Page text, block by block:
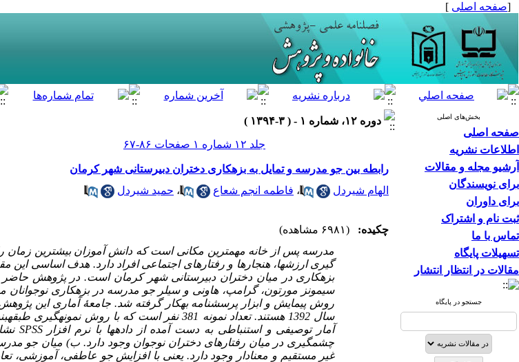
[صفحه اصلی ]
بخش‌های اصلی
صفحه اصلی
اطلاعات نشریه
آرشیو مجله و مقالات
برای نویسندگان
برای داوران
ثبت نام و اشتراک
تماس با ما
تسهیلات پایگاه
مقالات در انتظار انتشار
جستجو در پایگاه
دوره ۱۲، شماره ۱ - ( ۳-۱۳۹۴ )
جلد ۱۲ شماره ۱ صفحات ۸۶-۶۷
رابطه بین جو مدرسه و تمایل به بزهکاری دختران دبیرستانی شهر کرمان
الهام شیردل
، فاطمه انجم شعاع ، حمید شیردل
چکیده:
(۶۹۸۱ مشاهده)
مدرسه پس از خانه مهم­ترین مکانی است که دانش آموزان بیشترین زمان
گیری ارزشها، هنجارها و رفتارهای اجتماعی افراد دارد. هدف اساسی این
بزهکاری در میان دختران دبیرستانی شهر کرمان است. در پژوهش حاضر
سیمونز
مورتون، گرامپ، هاونی و سیلر جو مدرسه در بزهکاری
روش پیمایش و ابزار پرسشنامه به­کار گرفته شد. جامعۀ آماری این
سال 1392 هستند. تعداد نمونه 381 نفر است که با روش نمونه­گیری
آمار توصیفی و استنباطی به دست آمده از داده­ها با نرم افزارSPSS
چشمگیری در میان رفتارهای دختران نوجوان وجود دارد. ب) میان جو
غیر مستقیم و معنا‌دار وجود دارد. یعنی با افزایش جو عاطفی، آموزشی،